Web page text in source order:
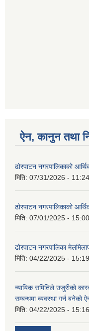
ऐन, कानुन तथा
ढोरपाटन नगरपालिकाको
मिति: 07/31/2026 - 11:24
ढोरपाटन नगरपालिकाको
मिति: 07/01/2025 - 15:00
ढोरपाटन नगरपालिका
मिति: 04/22/2025 - 15:19
न्यायिक समितिले उजुरीको
सम्बन्धमा व्यवस्था गर्न
मिति: 04/22/2025 - 15:16